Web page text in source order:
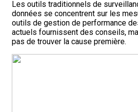
Les outils traditionnels de
données se concentrent sur les
outils de gestion de performance
actuels fournissent des conseils,
pas de trouver la cause première.